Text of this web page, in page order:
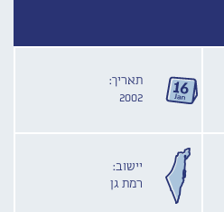
תאריך:
2002
יישוב:
רמת גן